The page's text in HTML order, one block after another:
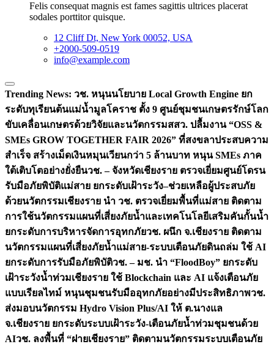
Felis consequat magnis est fames sagittis ultrices placerat
sodales porttitor quisque.
12 Cliff Dt, New York 00052, USA
+2000-509-0519
info@example.com
Trending News: วช. หนุนนโยบาย Local Growth Engine ยก
ระดับทุเรียนต้นแม่น้ำมูลโคราช ตั้ง 9 ศูนย์ชุมชนเกษตรรักษ์โลก
ขับเคลื่อนเกษตรด้วยวิจัยและนวัตกรรมสสว. ปลื้มงาน “OSS &
SMEs GROW TOGETHER FAIR 2026” ที่สงขลาประสบความ
สำเร็จ สร้างเม็ดเงินหมุนเวียนกว่า 5 ล้านบาท หนุน SMEs ภาค
ใต้เติบโตอย่างยั่งยืนวช. – จังหวัดเชียงราย ตรวจเยี่ยมศูนย์โดรน
รับมือภัยพิบัติแม่สาย ยกระดับเฝ้าระวัง–ช่วยเหลือผู้ประสบภัย
ด้วยนวัตกรรมเชียงราย นำ วช. ตรวจเยี่ยมพื้นที่แม่สาย ติดตาม
การใช้นวัตกรรมแผนที่เสี่ยงภัยน้ำและเทคโนโลยีเสริมคันกั้นน้ำ
ยกระดับการบริหารจัดการอุทกภัยวช. ผนึก จ.เชียงราย ติดตาม
นวัตกรรมแผนที่เสี่ยงภัยน้ำแม่สาย-ระบบเตือนภัยดินถล่ม ใช้ AI
ยกระดับการรับมือภัยพิบัติวช. – มช. นำ “FloodBoy” ยกระดับ
เฝ้าระวังน้ำท่วมเชียงราย ใช้ Blockchain และ AI แจ้งเตือนภัย
แบบเรียลไทม์ หนุนชุมชนรับมืออุทกภัยอย่างมีประสิทธิภาพวช.
ส่งมอบนวัตกรรม Hydro Vision Plus/AI ให้ ต.นางแล
จ.เชียงราย ยกระดับระบบเฝ้าระวัง-เตือนภัยน้ำท่วมชุมชนด้วย
AIวช. ลงพื้นที่ “ฝายเชียงราย” ติดตามนวัตกรรมระบบเตือนภัย